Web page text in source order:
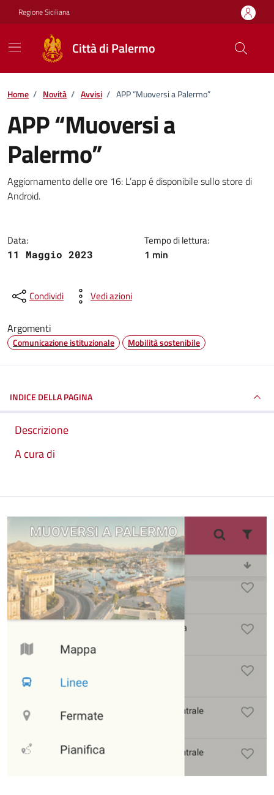
Vai ai contenuti
Vai al footer
Regione Siciliana
Città di Palermo
Home / Novità / Avvisi / APP “Muoversi a Palermo”
APP “Muoversi a
Palermo”
Dettagli della notizia
Aggiornamento delle ore 16: L’app é disponibile sullo store di
Android.
Data:
11 Maggio 2023
Tempo di lettura:
1 min
Condividi Vedi azioni
Argomenti
Comunicazione istituzionale Mobilità sostenibile
INDICE DELLA PAGINA
Descrizione
A cura di